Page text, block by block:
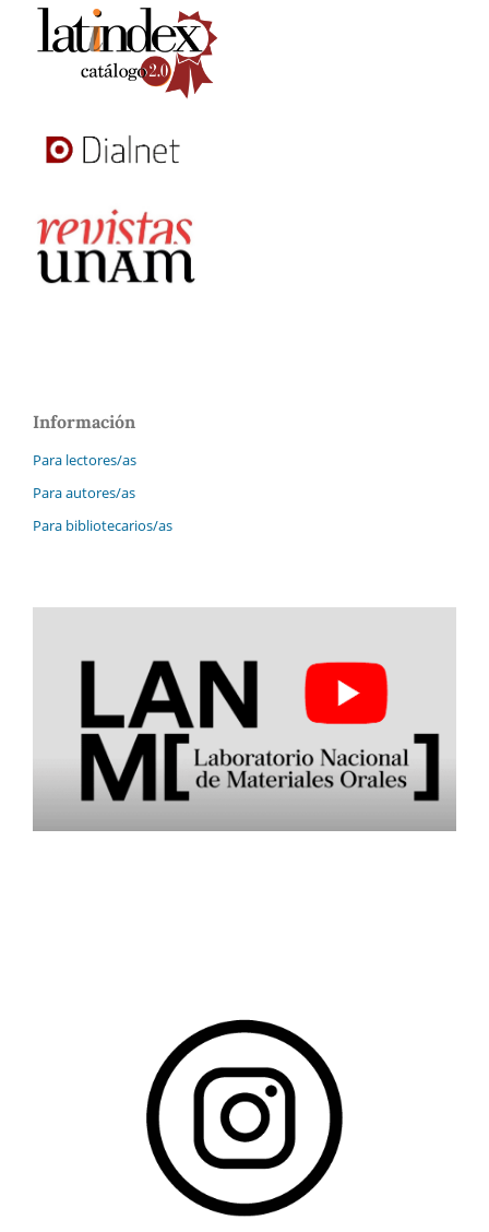
Información
Para lectores/as
Para autores/as
Para bibliotecarios/as